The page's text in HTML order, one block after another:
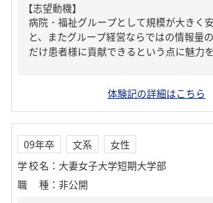
【志望動機】
病院・福祉グループとして規模が大きく
と、またグループ経営ならではの情報量
だけ患者様に貢献できるという点に魅力
体験記の詳細はこちら
09年卒 文系
女性
学校名 ： 大妻女子大学短期大学部
職種 ： 非公開